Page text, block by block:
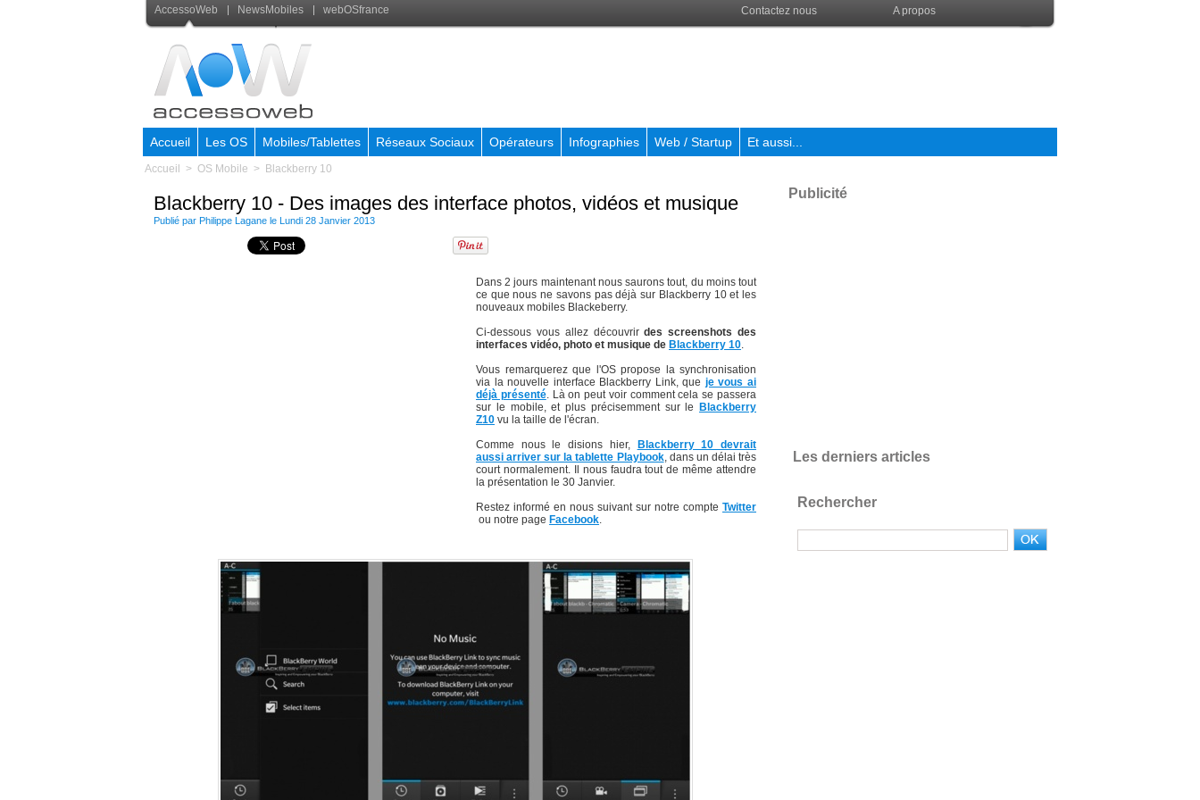
AccessoWeb NewsMobiles webOSfrance Contactez nous A propos
Accueil Les OS Mobiles/Tablettes Réseaux Sociaux Opérateurs Infographies Web / Startup Et aussi...
Accueil > OS Mobile > Blackberry 10
Blackberry 10 - Des images des interface photos, vidéos et musique
Publié par Philippe Lagane le Lundi 28 Janvier 2013
Dans 2 jours maintenant nous saurons tout, du moins tout
ce que nous ne savons pas déjà sur Blackberry 10 et les
nouveaux mobiles Blackeberry.
Ci-dessous vous allez découvrirdes screenshots des
interfaces vidéo, photo et musique de Blackberry 10.
Vous remarquerez que l'OS propose la synchronisation
via la nouvelle interface Blackberry Link, que je vous ai
déjà présenté. Là on peut voir comment cela se passera
sur le mobile, et plus précisemment sur le
Blackberry
Z10 vu la taille de l'écran.
Comme nous le disions hier,
Blackberry 10 devrait
aussi arriver sur la tablette Playbook, dans un délai très
court normalement. Il nous faudra tout de même attendre
la présentation le 30 Janvier.
Restez informé en nous suivant sur notre compte Twitter
ou notre page Facebook.
Publicité
Les derniers articles
Rechercher